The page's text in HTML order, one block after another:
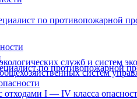
по противопожарной
служб и систем
систем
отходами I — IV класса
по противопожарной